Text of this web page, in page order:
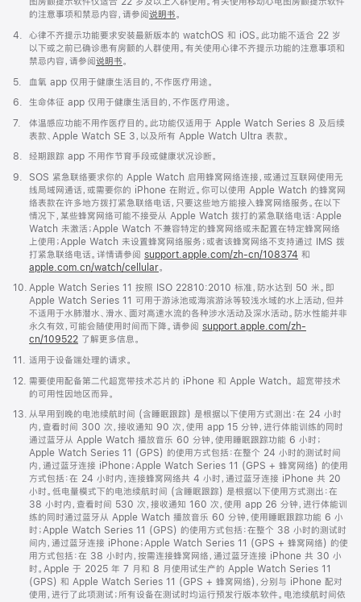
中
开)
的注意事项和禁忌内容，请参阅 说明书。
脚
4.
心律不齐提示功能要求安装最新版本的 watchOS 和 iOS。此功能不适合 22 岁
以下或之前已确诊患有房颤的人群使用。有关使用心律不齐提示功能的注意事项和
禁忌内容，请参阅说明书。
脚
5. 血氧 app 仅用于健康生活目的，不作医疗用途。
脚
6. 生命体征 app 仅用于健康生活目的，不作医疗用途。
脚
7.
体温感应功能不用作医疗目的。此功能仅适用于 Apple Watch Series 8 及后续
表款、Apple Watch SE 3，以及所有 Apple Watch Ultra 表款。
脚
8. 经期跟踪 app 不用作节育手段或健康状况诊断。
脚
9.
SOS 紧急联络要求你的 Apple Watch 启用蜂窝网络连接，或通过互联网使用无
线局域网通话，或需要你的 iPhone 在附近。你可以使用 Apple Watch 的蜂窝网
络表款在许多地方拨打紧急联络电话，只要这些地方能接入蜂窝网络服务。在以下
情况下，某些蜂窝网络可能不接受从 Apple Watch 拨打的紧急联络电话：Apple
Watch 未激活；Apple Watch 不兼容特定的蜂窝网络或未配置在特定蜂窝网络
上使用；Apple Watch 未设置蜂窝网络服务；或者该蜂窝网络不支持通过 IMS 拨
打紧急联络电话。详情请参阅 support.apple.com/zh-cn/108374 (在
口
中
打
开)
和
apple.com.cn/watch/cellular。
脚
10. Apple Watch Series 11 按照 ISO 22810:2010 标准，防水达到 50 米。即
Apple Watch Series 11 可用于游泳池或海滨游泳等较浅水域的水上活动，但并
不适用于水肺潜水、滑水、面对高速水流的各种涉水活动及深水活动。防水性能并非
永久有效，可能会随使用时间而下降。请参阅 support.apple.com/zh-
cn/109522 了解更多信息。
脚
11. 适用于设备端处理的请求。
脚
12. 需要使用配备第二代超宽带技术芯片的 iPhone 和 Apple Watch。 超宽带技术
的可用性因地区而异。
脚
13.
从早用到晚的电池续航时间 (含睡眠跟踪) 是根据以下使用方式测出：在 24 小时
内，查看时间 300 次，接收通知 90 次，使用 app 15 分钟，进行体能训练的同时
通过蓝牙从 Apple Watch 播放音乐 60 分钟，使用睡眠跟踪功能 6 小时；
Apple Watch Series 11 (GPS) 的使用方式包括：在整个 24 小时的测试时间
内，通过蓝牙连接 iPhone；Apple Watch Series 11 (GPS + 蜂窝网络) 的使用
方式包括：在 24 小时内，连接蜂窝网络共 4 小时，通过蓝牙连接 iPhone 共 20
小时。低电量模式下的电池续航时间 (含睡眠跟踪) 是根据以下使用方式测出：在
38 小时内，查看时间 530 次，接收通知 160 次，使用 app 26 分钟，进行体能训
练的同时通过蓝牙从 Apple Watch 播放音乐 60 分钟，使用睡眠跟踪功能 6 小
时；Apple Watch Series 11 (GPS) 的使用方式包括：在整个 38 小时的测试时
间内，通过蓝牙连接 iPhone；Apple Watch Series 11 (GPS + 蜂窝网络) 的使
用方式包括：在 38 小时内，按需连接蜂窝网络，通过蓝牙连接 iPhone 共 30 小
时。Apple 于 2025 年 7 月和 8 月使用试生产的 Apple Watch Series 11
(GPS) 和 Apple Watch Series 11 (GPS + 蜂窝网络)，分别与 iPhone 配对
使用，进行了此项测试；所有设备在测试时均运行预发行版本软件。电池续航时间依